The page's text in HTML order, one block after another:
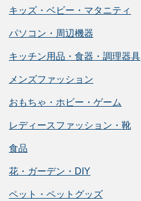
キッズ・ベビー・マタニティ
パソコン・周辺機器
キッチン用品・食器・調理器具
メンズファッション
おもちゃ・ホビー・ゲーム
レディースファッション・靴
食品
花・ガーデン・DIY
ペット・ペットグッズ